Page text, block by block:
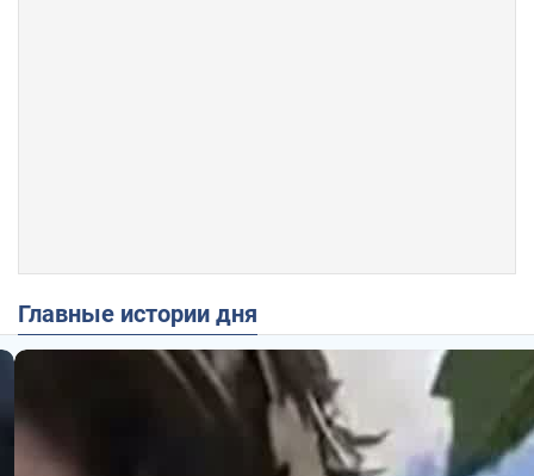
Главные истории дня